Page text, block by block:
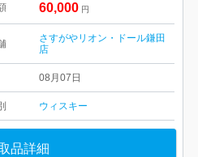
60,000 円
さすがやリオン・ドール鎌田
店
08月07日
ウィスキー
品詳細